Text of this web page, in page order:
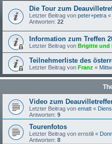
Die Tour zum
Letzter Beitrag von peter+petra «
Antworten: 22
Information zum Treffen
Letzter Beitrag von Brigitte und
Teilnehmerliste des
Letzter Beitrag von Franz «
Video zum
Letzter Beitrag von ematt «
Antworten: 9
Tourenfotos
Letzter Beitrag von ernstili «
Antworten: 8